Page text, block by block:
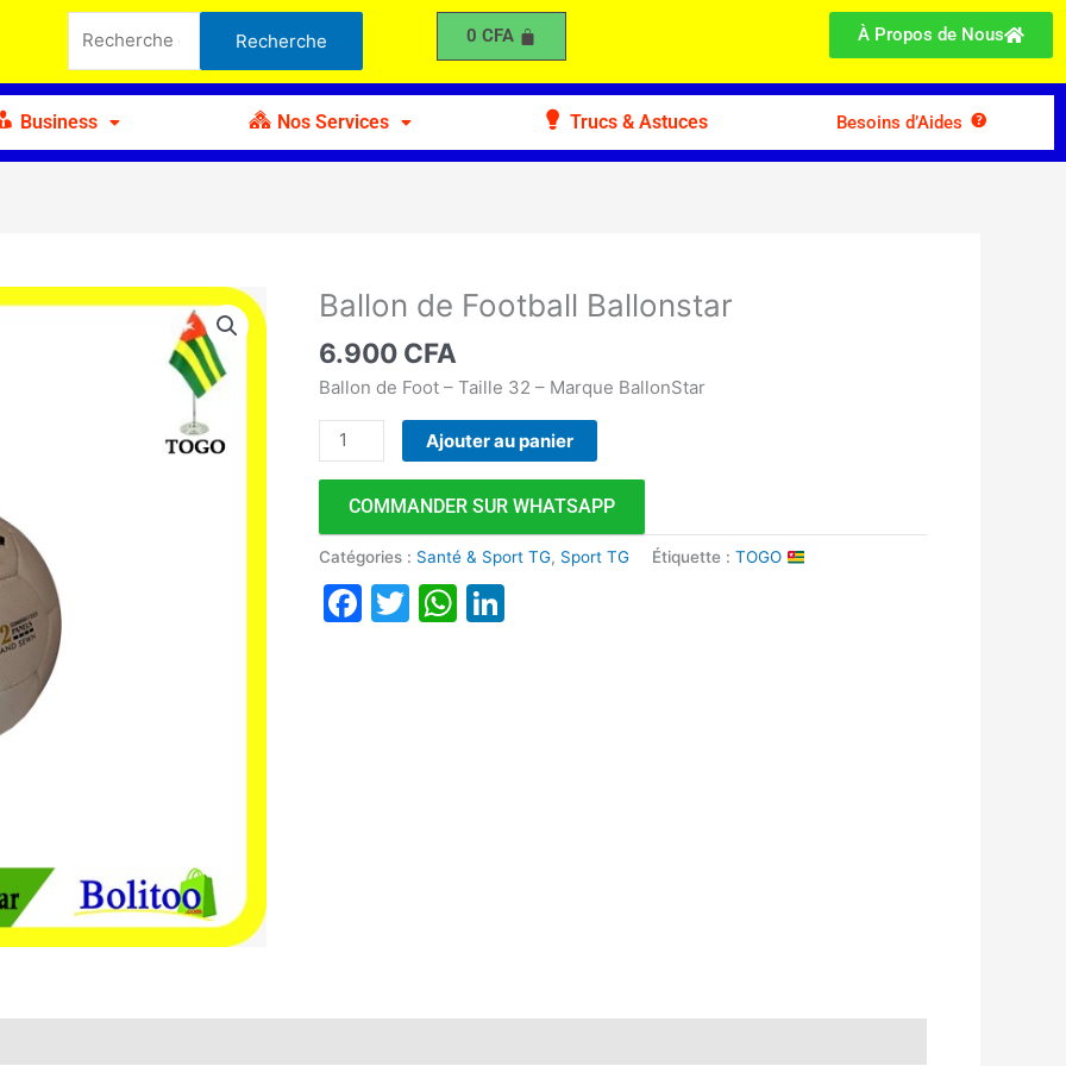
pour :
Recherche 0 CFA À Propos de Nous
Business Nos Services Trucs & Astuces Besoins d’Aides
Ballon de Football Ballonstar
6.900 CFA
Ballon de Foot – Taille 32 – Marque BallonStar
quantité
Ballon
de
Ballonstar
Ajouter au panier
COMMANDER SUR WHATSAPP
Catégories : Santé & Sport TG, Sport TG Étiquette :TOGO
Facebook
TwitterWhatsApp